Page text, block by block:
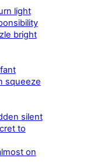
light
bright
squeeze
silent
to
on